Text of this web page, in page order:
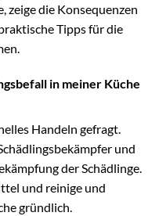
zeige die Konsequenzen
Tipps für die
in meiner Küche
Handeln gefragt.
und
der Schädlinge.
und reinige und
gründlich.